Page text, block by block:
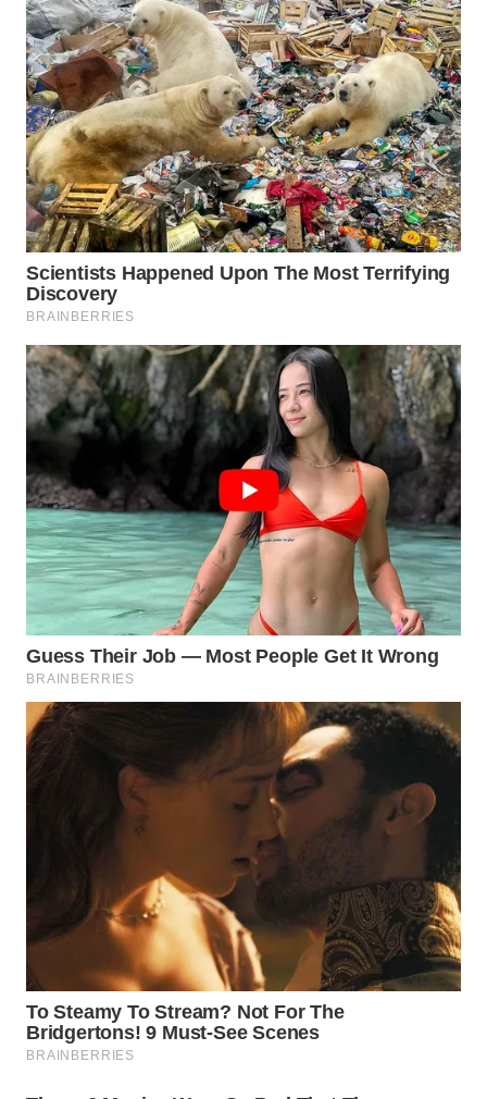
BOROBUDUR
WN
MADURA
WN
SURABAYA
WN
NATUNA
WN
WN
MANDALIKA
LIKUPANG
WN
LABUANBAJO
WN
BORNEO
Wahana
Media
Group
TANI
ADVOKAT
WAHANA
INFRASTRUKTUR